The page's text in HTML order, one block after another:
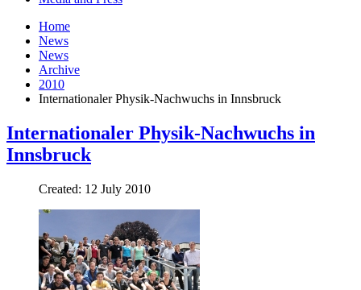
Home
News
News
Archive
2010
Internationaler Physik-Nachwuchs in Innsbruck
Internationaler Physik-Nachwuchs in
Innsbruck
Created: 12 July 2010